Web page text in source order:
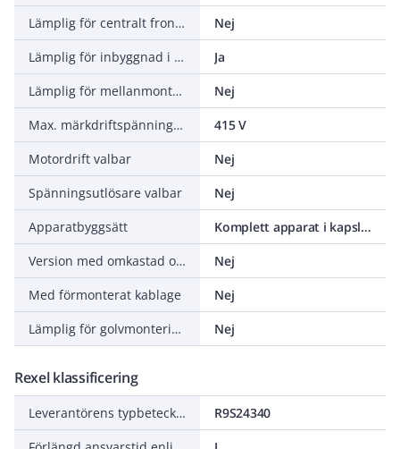
Lämplig för centralt frontmontage
Nej
Lämplig för inbyggnad i fördelningar
Ja
Lämplig för mellanmontage
Nej
Max. märkdriftspänning Ue vid AC
415 V
Motordrift valbar
Nej
Spänningsutlösare valbar
Nej
Apparatbyggsätt
Komplett apparat i kapsling
Version med omkastad omkopplare
Nej
Med förmonterat kablage
Nej
Lämplig för golvmontering
Nej
Rexel klassificering
Leverantörens typbeteckning
R9S24340